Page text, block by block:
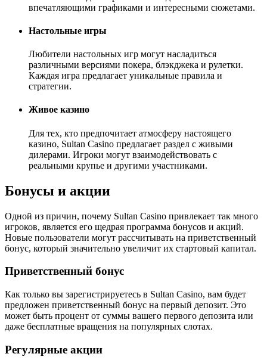
впечатляющими графиками и интересными сюжетами.
Настольные игры
Любители настольных игр могут насладиться
различными версиями покера, блэкджека и рулетки.
Каждая игра предлагает уникальные правила и
стратегии.
Живое казино
Для тех, кто предпочитает атмосферу настоящего
казино, Sultan Casino предлагает раздел с живыми
дилерами. Игроки могут взаимодействовать с
реальными крупье и другими участниками.
Бонусы и акции
Одной из причин, почему Sultan Casino привлекает так много
игроков, является его щедрая программа бонусов и акций.
Новые пользователи могут рассчитывать на приветственный
бонус, который значительно увеличит их стартовый капитал.
Приветственный бонус
Как только вы зарегистрируетесь в Sultan Casino, вам будет
предложен приветственный бонус на первый депозит. Это
может быть процент от суммы вашего первого депозита или
даже бесплатные вращения на популярных слотах.
Регулярные акции